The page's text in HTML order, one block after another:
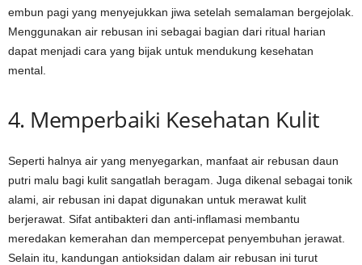
embun pagi yang menyejukkan jiwa setelah semalaman bergejolak.
Menggunakan air rebusan ini sebagai bagian dari ritual harian
dapat menjadi cara yang bijak untuk mendukung kesehatan
mental.
4. Memperbaiki Kesehatan Kulit
Seperti halnya air yang menyegarkan, manfaat air rebusan daun
putri malu bagi kulit sangatlah beragam. Juga dikenal sebagai tonik
alami, air rebusan ini dapat digunakan untuk merawat kulit
berjerawat. Sifat antibakteri dan anti-inflamasi membantu
meredakan kemerahan dan mempercepat penyembuhan jerawat.
Selain itu, kandungan antioksidan dalam air rebusan ini turut